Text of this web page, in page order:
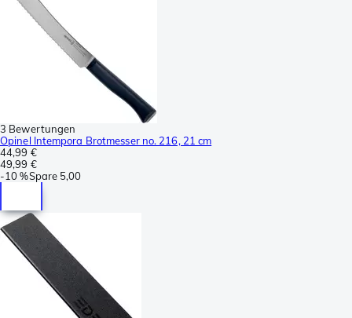
3 Bewertungen
Opinel Intempora Brotmesser no. 216, 21 cm
44,99 €
49,99 €
-10 %Spare 5,00